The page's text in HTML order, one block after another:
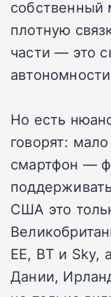
собственный
плотную
части — это
Но есть
говорят:
смартфон —
США это
EE, BT и Sky,
Дании,